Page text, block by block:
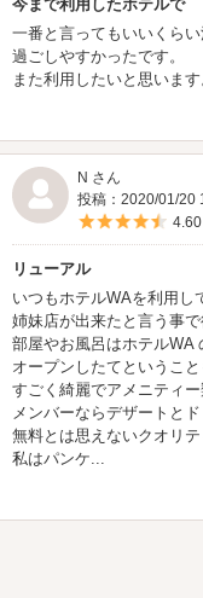
今まで利用したホテルで
一番と言ってもいいくらい
過ごしやすかったです。
また利用したいと思います
N さん
投稿：2020/01/20
5つ
4.60
リューアル
いつもホテルWAを利用し
姉妹店が出来たと言う事で
部屋やお風呂はホテルWA
オープンしたてというこ
すごく綺麗でアメニティー
メンバーならデザートと
無料とは思えないクオリ
私はパンケ...